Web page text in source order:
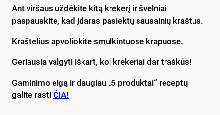
Ant viršaus uždėkite kitą krekerį ir švelniai
paspauskite, kad įdaras pasiektų sausainių kraštus.
Kraštelius apvoliokite smulkintuose krapuose.
Geriausia valgyti iškart, kol krekeriai dar traškūs!
Gaminimo eigą ir daugiau „5 produktai“ receptų
galite rasti ČIA!